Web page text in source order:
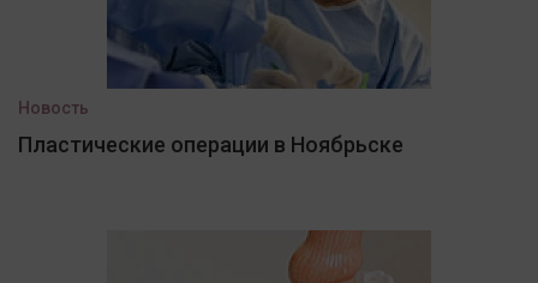
Новость
Пластические операции в Ноябрьске